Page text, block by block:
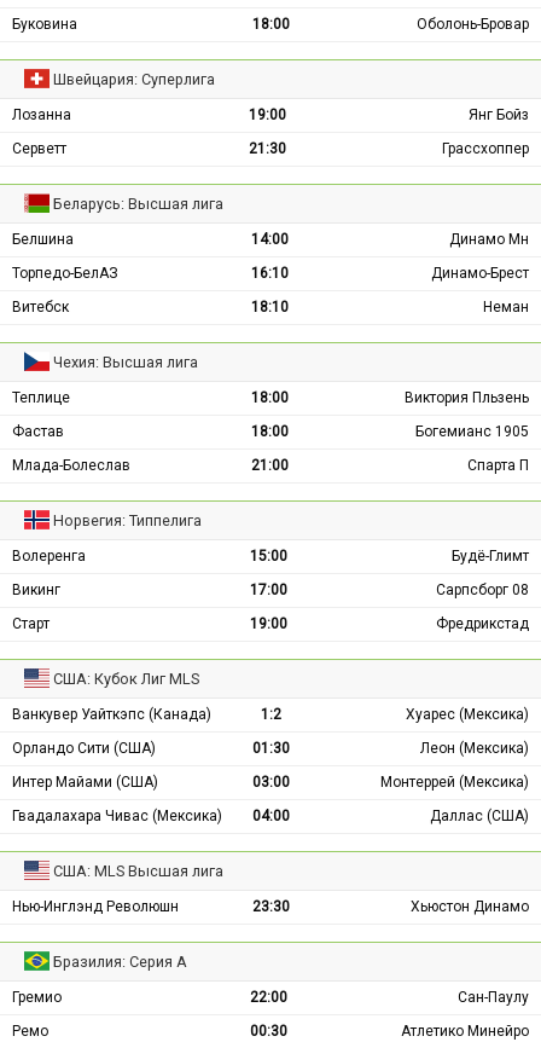
Буковина
18:00 Оболонь-Бровар
Швейцария: Суперлига
Лозанна 19:00
Янг Бойз
Серветт
21:30 Грассхоппер
Беларусь: Высшая лига
Белшина 14:00
Динамо Мн
Торпедо-БелАЗ
16:10
Динамо-Брест
Витебск
18:10 Неман
Чехия: Высшая лига
Теплице 18:00
Виктория Пльзень
Фастав
18:00
Богемианс 1905
Млада-Болеслав
21:00 Спарта П
Норвегия: Типпелига
Волеренга 15:00
Будё-Глимт
Викинг
17:00
Сарпсборг 08
Старт
19:00 Фредрикстад
США: Кубок Лиг MLS
Ванкувер Уайткэпс (Канада) 1:2
Хуарес (Мексика)
Орландо Сити (США)
01:30
Леон (Мексика)
Интер Майами (США)
03:00
Монтеррей (Мексика)
Гвадалахара Чивас (Мексика)
04:00 Даллас (США)
США: MLS Высшая лига
Нью-Инглэнд Революшн 23:30 Хьюстон Динамо
Бразилия: Серия А
Гремио 22:00
Сан-Паулу
Ремо
00:30
Атлетико Минейро